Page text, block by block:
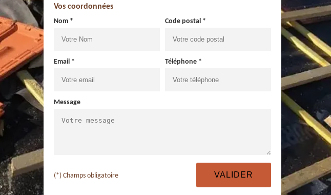
Vos coordonnées
Nom * Code postal *
Email * Téléphone *
Message
(*) Champs obligatoire